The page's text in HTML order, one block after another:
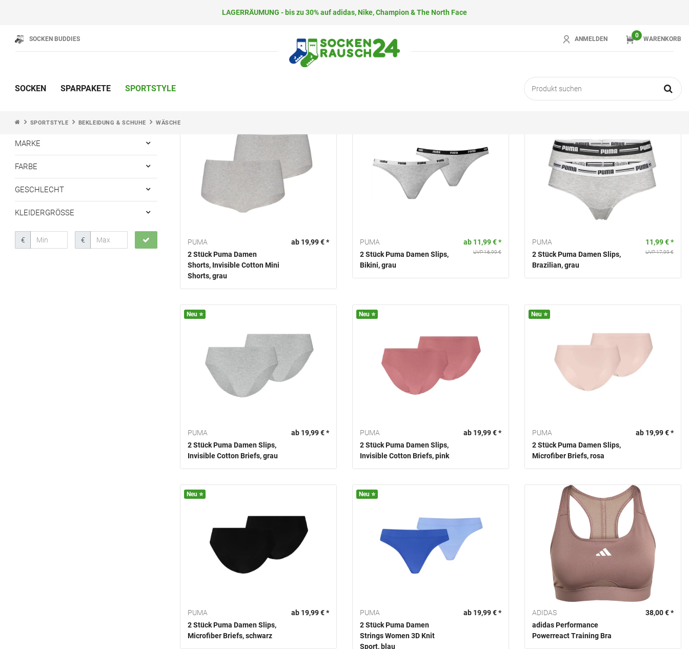
LAGERRÄUMUNG - bis zu 30% auf adidas, Nike, Champion & The North Face
SOCKEN BUDDIES ANMELDEN
0
WARENKORB
SOCKEN SPARPAKETE SPORTSTYLE
SPORTSTYLE BEKLEIDUNG & SCHUHE WÄSCHE
Wäsche
42 Produkte
MARKE
FARBE
GESCHLECHT
KLEIDERGRÖSSE
€ €
PUMA
2 Stück Puma Damen
Shorts, Invisible Cotton Mini
Shorts, grau
ab 19,99 € *
PUMA
2 Stück Puma Damen Slips,
Bikini, grau
UVP 16,99 €
ab 11,99 € *
PUMA
2 Stück Puma Damen Slips,
Brazilian, grau
UVP 17,99 €
11,99 € *
Neu ⭐️
PUMA
2 Stück Puma Damen Slips,
Invisible Cotton Briefs, grau
ab 19,99 € *
Neu ⭐️
PUMA
2 Stück Puma Damen Slips,
Invisible Cotton Briefs, pink
ab 19,99 € *
Neu ⭐️
PUMA
2 Stück Puma Damen Slips,
Microfiber Briefs, rosa
ab 19,99 € *
Neu ⭐️
PUMA
2 Stück Puma Damen Slips,
Microfiber Briefs, schwarz
ab 19,99 € *
Neu ⭐️
PUMA
2 Stück Puma Damen
Strings Women 3D Knit
Sport, blau
ab 19,99 € *
ADIDAS
adidas Performance
Powerreact Training Bra
38,00 € *